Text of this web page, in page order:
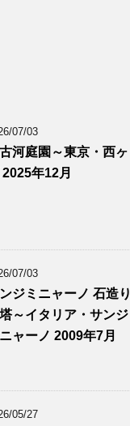
07/03
古河庭園～東京・西ヶ
2025年12月
07/03
ジミニャーノ 石造り
～イタリア・サンジ
ャーノ 2009年7月
05/27